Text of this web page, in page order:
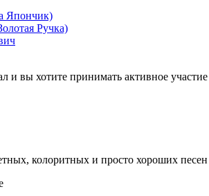
и вы хотите принимать активное
колоритных и просто хороших